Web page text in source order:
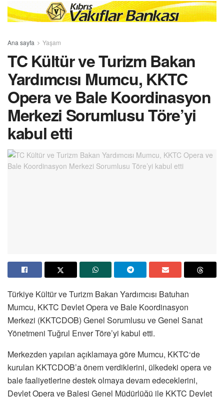
Ana sayfa Yaşam
TC Kültür ve Turizm Bakan
Yardımcısı Mumcu, KKTC
Opera ve Bale Koordinasyon
Merkezi Sorumlusu Töre’yi
kabul etti
Türkiye Kültür ve Turizm Bakan Yardımcısı Batuhan
Mumcu, KKTC Devlet Opera ve Bale Koordinasyon
Merkezi (KKTCDOB) Genel Sorumlusu ve Genel Sanat
Yönetmeni Tuğrul Enver Töre’yi kabul etti.
Merkezden yapılan açıklamaya göre Mumcu, KKTC‘de
kurulan KKTCDOB’a önem verdiklerini, ülkedeki opera ve
bale faaliyetlerine destek olmaya devam edeceklerini,
Devlet Opera ve Balesi Genel Müdürlüğü ile KKTC Devlet